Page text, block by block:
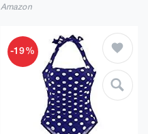
Amazon
-19%